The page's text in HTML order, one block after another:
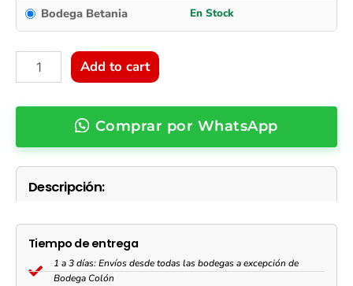
Bodega Betania
T1200
|
Energía
1200W
Batería
3000
Ciclos
|
Capacidad
1008Wh
Carga
Add to cart
Comprar por WhatsApp
Descripción:
Tiempo de entrega
1 a 3 días: Envíos desde todas las bodegas a excepción de
Bodega Colón